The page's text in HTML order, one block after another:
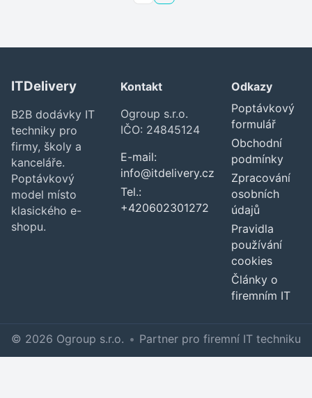
ITDelivery
B2B dodávky IT
techniky pro
firmy, školy a
kanceláře.
Poptávkový
model místo
klasického e-
shopu.
Kontakt
Ogroup s.r.o.
IČO: 24845124
E-mail:
info@itdelivery.cz
Tel.:
+420602301272
Odkazy
Poptávkový
formulář
Obchodní
podmínky
Zpracování
osobních
údajů
Pravidla
používání
cookies
Články o
firemním IT
© 2026 Ogroup s.r.o. • Partner pro firemní IT techniku